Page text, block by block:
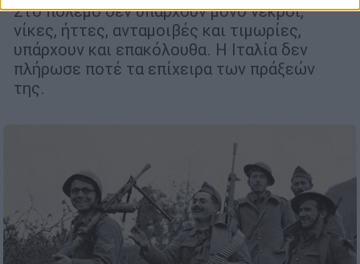
Στο πόλεμο δεν υπάρχουν μόνο νεκροί,
νίκες, ήττες, ανταμοιβές και τιμωρίες,
υπάρχουν και επακόλουθα. Η Ιταλία δεν
πλήρωσε ποτέ τα επίχειρα των πράξεών
της.